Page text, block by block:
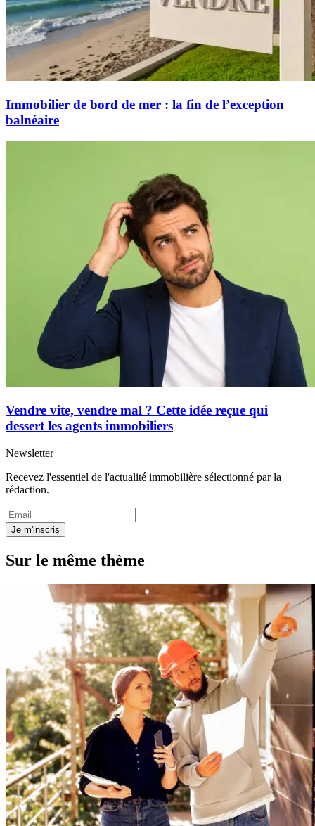
Immobilier de bord de mer : la fin de l’exception
balnéaire
Vendre vite, vendre mal ? Cette idée reçue qui
dessert les agents immobiliers
Newsletter
Recevez l'essentiel de l'actualité immobilière sélectionné par la
rédaction.
Je m'inscris
Sur le même thème